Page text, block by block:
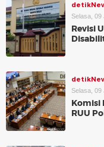
Selasa, 09
Revisi
Selasa, 09
Komisi
RUU